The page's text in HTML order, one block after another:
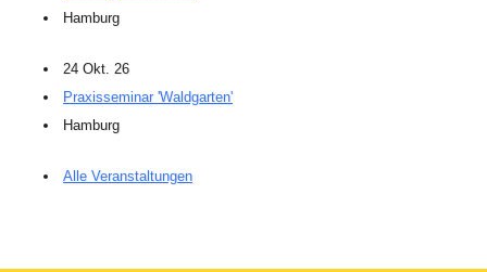
Hamburg
24 Okt. 26
Praxisseminar 'Waldgarten'
Hamburg
Alle Veranstaltungen